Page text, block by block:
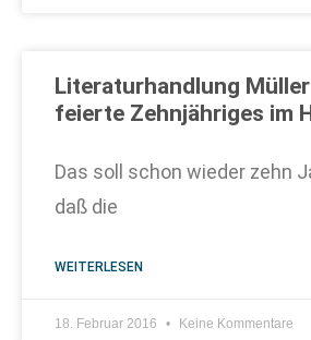
Literaturhandlung
feierte Zehnjähriges im
Das soll schon wieder zehn
daß die
WEITERLESEN
18. Februar 2016 Keine Kommentare